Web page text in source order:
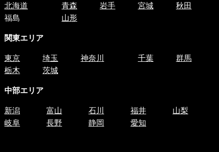
北海道 青森 岩手 宮城
秋田
福島
山形
関東エリア
東京 埼玉 神奈川 千葉
群馬
栃木
茨城
中部エリア
新潟 富山 石川 福井
山梨
岐阜
長野 静岡 愛知